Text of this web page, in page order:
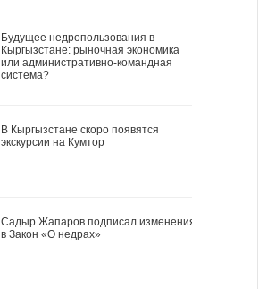
Будущее недропользования в
Кыргызстане: рыночная экономика
или административно-командная
система?
В Кыргызстане скоро появятся
экскурсии на Кумтор
Садыр Жапаров подписал изменения
в Закон «О недрах»